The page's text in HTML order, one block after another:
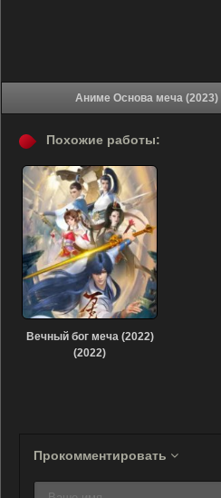
Похожие работы:
Вечный бог меча (2022)
(2022)
Прокомментировать